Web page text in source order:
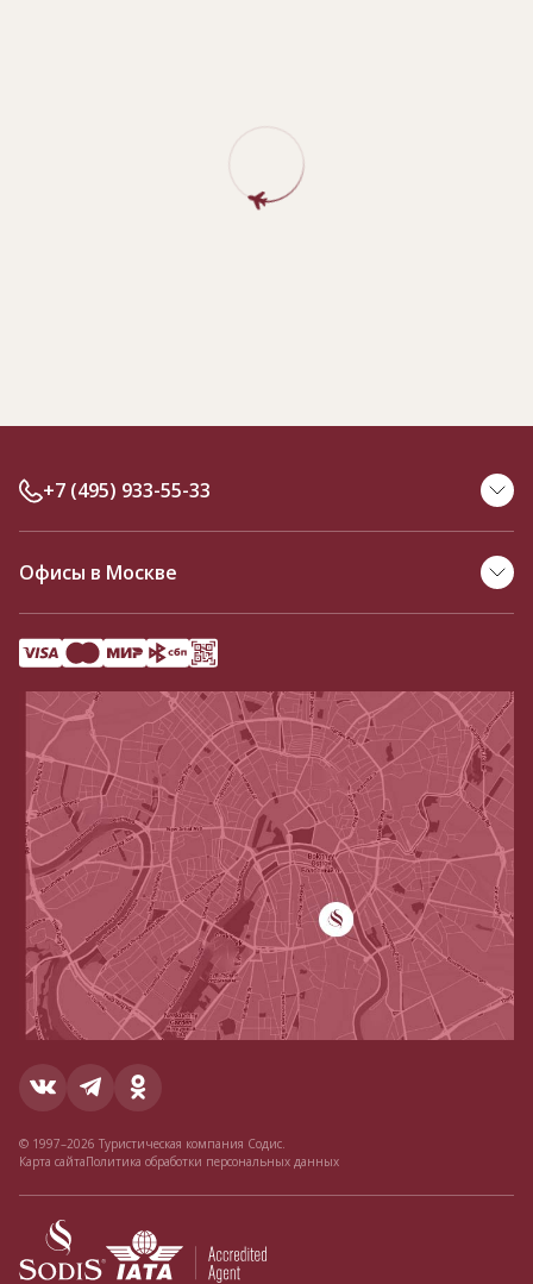
+7 (495) 933-55-33
Офисы в Москве
© 1997–2026 Туристическая компания Содис.
Карта сайтаПолитика обработки персональных данных